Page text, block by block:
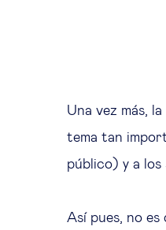
Una vez más,
tema tan
público) y a
Así pues, no